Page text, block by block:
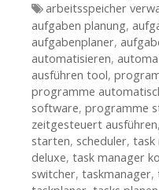
Tags
arbeitsspeicher
aufgaben planung,
aufgabenplaner,
automatisieren,
ausführen tool,
programme
software, programme
zeitgesteuert ausführen,
starten, scheduler, task
deluxe, task manager
switcher, taskmanager,